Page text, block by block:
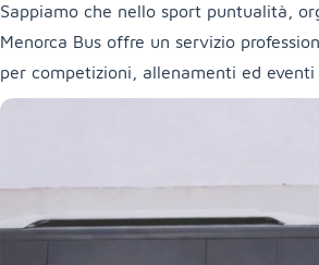
Sappiamo che nello sport puntualità,
Menorca Bus offre un servizio
per competizioni, allenamenti ed eventi